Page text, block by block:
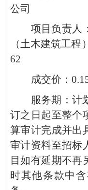
公司
项目负责人
（土木建筑工程
62
成交价：
服务期：计
订之日起至整个
算审计完成并出
审计资料至招标
目如有延期不再
时其他条款中